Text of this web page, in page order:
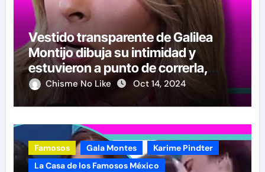
Vestido transparente de Galilea
Montijo dibuja su intimidad y
estuvieron a punto de correrla,
pero acusan que volvió a la
Chisme No Like Oct 14, 2024
Famosos Gala Montes
Karime Pindter
La Casa de los Famosos México